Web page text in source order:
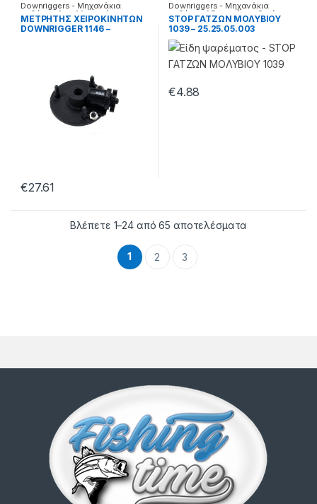
Downriggers - Μηχανάκια
καθέτης,Ανταλλακτικά
MΕΤΡΗΤΗΣ ΧΕΙΡΟΚΙΝΗΤΩΝ
DOWNRIGGER 1146 –
€27.61
Downriggers - Μηχανάκια
καθέτης , Αξεσουάρ καθετής
STOP ΓΑΤΖΩΝ ΜΟΛΥΒΙΟΥ
1039 – 25.25.05.003
€4.88
Βλέπετε 1–24 από 65 αποτελέσματα
1 2 3